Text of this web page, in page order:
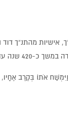
אישיות מהתנ”ך
“נעים זמירות ישראל”.
אֹתוֹ בְּקֶרֶב